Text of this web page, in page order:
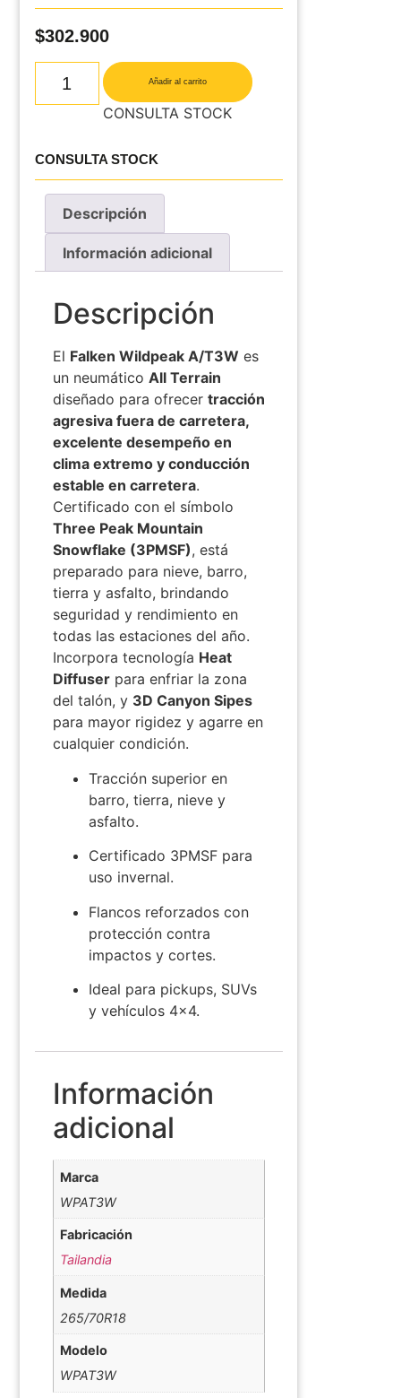
$302.900
Añadir al carrito
CONSULTA STOCK
CONSULTA STOCK
Descripción
Información adicional
Descripción
El Falken Wildpeak A/T3W es
un neumático All Terrain
diseñado para ofrecer tracción
agresiva fuera de carretera,
excelente desempeño en
clima extremo y conducción
estable en carretera.
Certificado con el símbolo
Three Peak Mountain
Snowflake (3PMSF), está
preparado para nieve, barro,
tierra y asfalto, brindando
seguridad y rendimiento en
todas las estaciones del año.
Incorpora tecnología Heat
Diffuserpara enfriar la zona
del talón, y 3D Canyon Sipes
para mayor rigidez y agarre en
cualquier condición.
Tracción superior en
barro, tierra, nieve y
asfalto.
Certificado 3PMSF para
uso invernal.
Flancos reforzados con
protección contra
impactos y cortes.
Ideal para pickups, SUVs
y vehículos 4×4.
Información
adicional
Marca
WPAT3W
Fabricación
Tailandia
Medida
265/70R18
Modelo
WPAT3W